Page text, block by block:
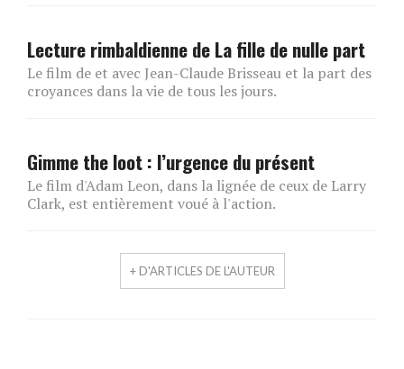
Lecture rimbaldienne de La fille de nulle part
Le film de et avec Jean-Claude Brisseau et la part des
croyances dans la vie de tous les jours.
Gimme the loot : l’urgence du présent
Le film d'Adam Leon, dans la lignée de ceux de Larry
Clark, est entièrement voué à l'action.
+ D'ARTICLES DE L'AUTEUR